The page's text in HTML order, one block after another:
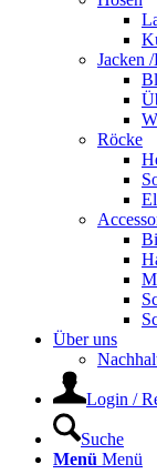
Jacken
Röcke
Über uns
Login /
Suche
Menü Menü